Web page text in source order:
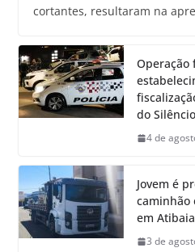
cortantes, resultaram na
Operação
do
4 de
Jovem é
caminhão
em Atibaia
3 de